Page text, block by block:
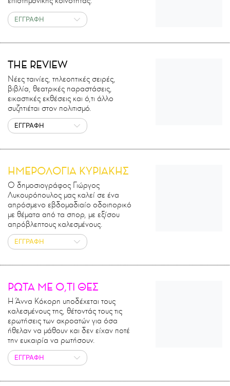
ΕΓΓΡΑΦΗ
THE REVIEW
Νέες ταινίες, τηλεοπτικές σειρές,
βιβλία, θεατρικές παραστάσεις,
εικαστικές εκθέσεις και ό,τι άλλο
συζητιέται στον πολιτισμό.
ΕΓΓΡΑΦΗ
ΗΜΕΡΟΛΟΓΙΑ ΚΥΡΙΑΚΗΣ
Ο δημοσιογράφος Γιώργος
Λυκουρόπουλος μας καλεί σε ένα
απρόσμενο εβδομαδιαίο οδοιπορικό
με θέματα από τα σπορ, με εξίσου
απρόβλεπτους καλεσμένους.
ΕΓΓΡΑΦΗ
ΡΩΤΑ ΜΕ Ο,ΤΙ ΘΕΣ
Η Άννα Κόκορη υποδέχεται τους
καλεσμένους της, θέτοντάς τους τις
ερωτήσεις των ακροατών για όσα
ήθελαν να μάθουν και δεν είχαν ποτέ
την ευκαιρία να ρωτήσουν.
ΕΓΓΡΑΦΗ